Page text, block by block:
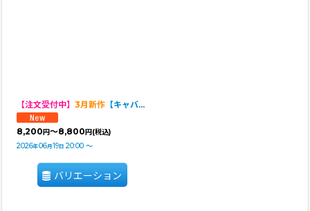
【注文受付中】 3月新作 【キャバスーツ LIMITED】Airy SMOCK：ギンガムブラウスPINK
8,200 円～8,800 円 (税込)
2026年06月19日 20:00 ～
バリエーション